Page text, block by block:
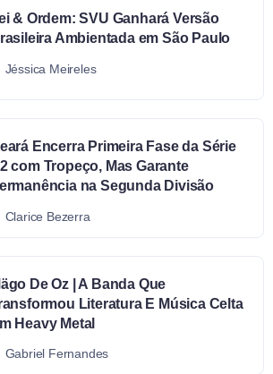
& Ordem: SVU Ganhará Versão
Ambientada em São Paulo
Jéssica Meireles
Encerra Primeira Fase da Série
com Tropeço, Mas Garante
na Segunda Divisão
Clarice Bezerra
De Oz | A Banda Que
Literatura E Música Celta
Heavy Metal
Gabriel Fernandes